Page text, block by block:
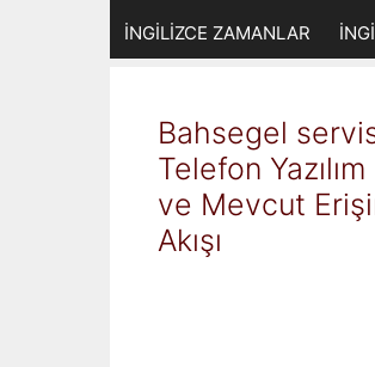
İNGİLİZCE ZAMANLAR
Bahsegel
Telefon Yazılım
ve Mevcut
Akışı